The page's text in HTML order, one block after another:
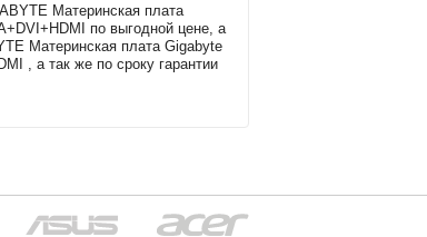
Материнская плата
по выгодной цене, а
Материнская плата Gigabyte
, а так же по сроку гарантии